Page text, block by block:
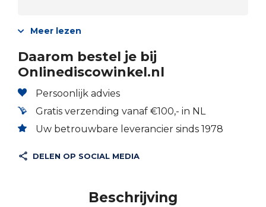
Meer lezen
Daarom bestel je bij
Onlinediscowinkel.nl
Persoonlijk advies
Gratis verzending vanaf €100,- in NL
Uw betrouwbare leverancier sinds 1978
DELEN OP SOCIAL MEDIA
Beschrijving